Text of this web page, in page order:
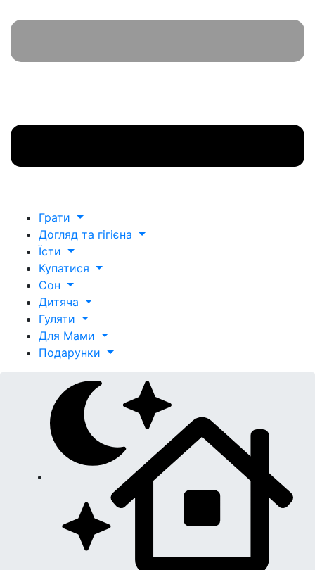
Грати
Догляд та гігієна
Їсти
Купатися
Сон
Дитяча
Гуляти
Для Мами
Подарунки